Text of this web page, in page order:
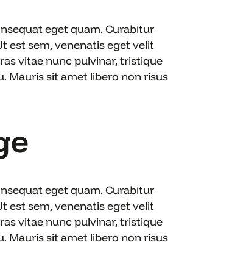
eget quam. Curabitur
est sem, venenatis eget velit
vitae nunc pulvinar, tristique
Mauris sit amet libero non risus
eget quam. Curabitur
est sem, venenatis eget velit
vitae nunc pulvinar, tristique
Mauris sit amet libero non risus